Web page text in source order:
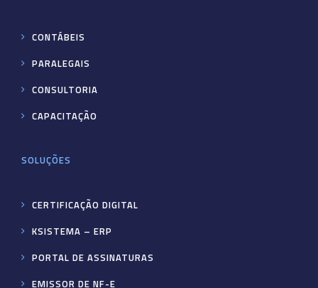
CONTÁBEIS
PARALEGAIS
CONSULTORIA
CAPACITAÇÃO
SOLUÇÕES
CERTIFICAÇÃO DIGITAL
KSISTEMA – ERP
PORTAL DE ASSINATURAS
EMISSOR DE NF-E